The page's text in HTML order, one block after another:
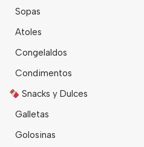
Sopas
Atoles
Congelaldos
Condimentos
Snacks y Dulces
Galletas
Golosinas